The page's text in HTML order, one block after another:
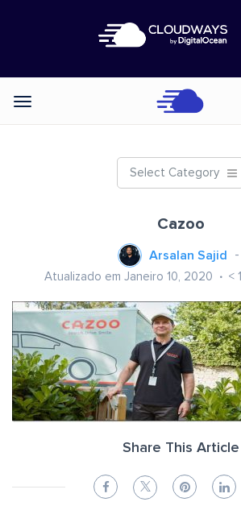
Categories
Select Category
Cazoo
Arsalan Sajid
Atualizado em Janeiro 10, 2020 < 1
Share This Article